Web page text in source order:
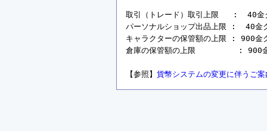
取引（トレード）取引上限   :  40
パーソナルショップ出品上限 :
キャラクターの保管額の上限 : 900
倉庫の保管額の上限         : 900
【参照】 貨幣システムの変更に伴うご案